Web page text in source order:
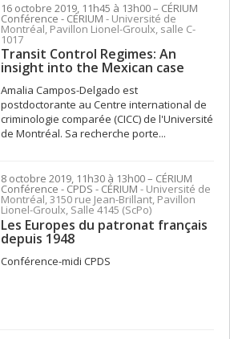
16 octobre 2019, 11h45 à 13h00– CÉRIUM
Conférence- CÉRIUM- Université de
Montréal, Pavillon Lionel-Groulx, salle C-
1017
Transit Control Regimes: An
insight into the Mexican case
Amalia Campos-Delgado est
postdoctorante au Centre international de
criminologie comparée (CICC) de l'Université
de Montréal. Sa recherche porte...
8 octobre 2019, 11h30 à 13h00– CÉRIUM
Conférence- CPDS - CÉRIUM- Université de
Montréal, 3150 rue Jean-Brillant, Pavillon
Lionel-Groulx, Salle 4145 (ScPo)
Les Europes du patronat français
depuis 1948
Conférence-midi CPDS